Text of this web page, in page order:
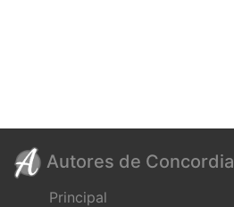
Autores de Concordia
Principal